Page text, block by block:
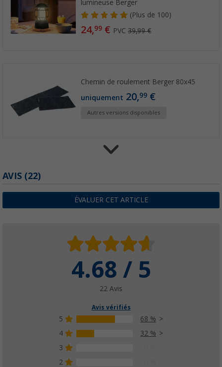
lumineuse Berger
(Plus de 100)
24,99 € PVC39,99 €
Chemin de roulement Berger 80x45
uniquement 20,99 €
Autres versions disponibles
uniquement16,99€
AVIS (22)
ÉVALUER CET ARTICLE
4.68 / 5
22 Avis
Avis vérifiés
5
68 %
4
32 %
3
2